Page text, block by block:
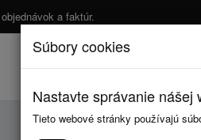
a faktúr.
Zmluvy
Súbory cookies
Nastavte správanie
Tieto webové stránky používajú